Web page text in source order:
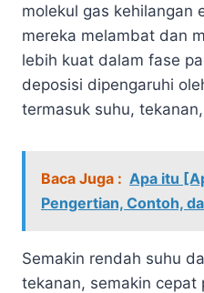
molekul gas kehilangan
mereka melambat dan
lebih kuat dalam fase
deposisi dipengaruhi
termasuk suhu,
Baca Juga : Apa itu
Pengertian, Contoh,
Semakin rendah suhu
tekanan, semakin cepat